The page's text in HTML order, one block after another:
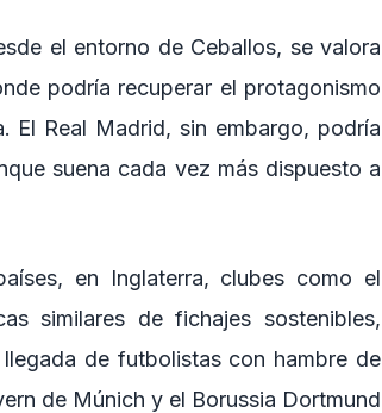
el entorno de Ceballos, se valora
podría recuperar el protagonismo
El Real Madrid, sin embargo, podría
suena cada vez más dispuesto a
en Inglaterra, clubes como el
similares de fichajes sostenibles,
de futbolistas con hambre de
de Múnich y el Borussia Dortmund